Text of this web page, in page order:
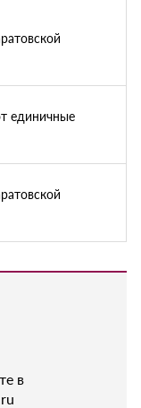
единичные
в